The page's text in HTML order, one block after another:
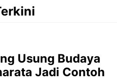
Usung Budaya
Jadi Contoh